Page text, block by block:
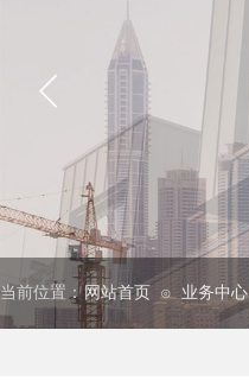
网站首页 ⊙ 业务中心
当前位置：